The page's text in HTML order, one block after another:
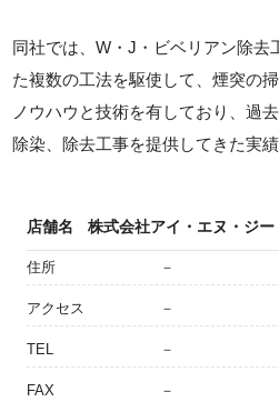
同社では、W・J・ビベリアン除去
た複数の工法を駆使して、煙突の
ノウハウと技術を有しており、過
除染、除去工事を提供してきた実
店舗名 株式会社アイ・エヌ・ジー
住所 －
アクセス －
TEL －
FAX －